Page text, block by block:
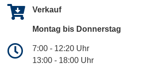
Verkauf
Montag bis Donnerstag
7:00 - 12:20 Uhr
13:00 - 18:00 Uhr